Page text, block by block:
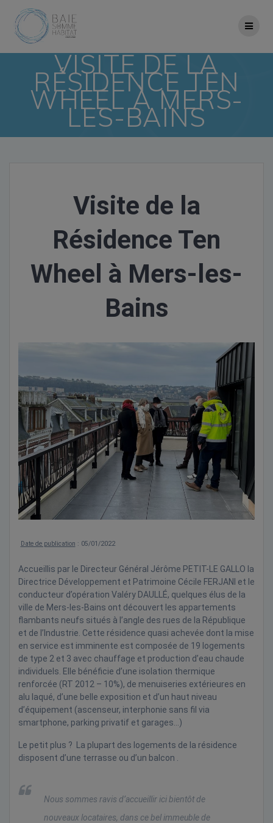
VISITE DE LA
RÉSIDENCE TEN
WHEEL À MERS-
LES-BAINS
Visite de la
Résidence Ten
Wheel à Mers-les-
Bains
Date de publication : 05/01/2022
Accueillis par le Directeur Général Jérôme PETIT-LE GALLO la
Directrice Développement et Patrimoine Cécile FERJANI et le
conducteur d’opération Valéry DAULLÉ, quelques élus de la
ville de Mers-les-Bains ont découvert les appartements
flambants neufs situés à l’angle des rues de la République
et de l’Industrie. Cette résidence quasi achevée dont la mise
en service est imminente est composée de 19 logements
de type 2 et 3 avec chauffage et production d’eau chaude
individuels. Elle bénéficie d’une isolation thermique
renforcée (RT 2012 – 10%), de menuiseries extérieures en
alu laqué, d’une belle exposition et d’un haut niveau
d’équipement (ascenseur, interphonie sans fil via
smartphone, parking privatif et garages…)
Le petit plus ? La plupart des logements de la résidence
disposent d’une terrasse ou d’un balcon .
Nous sommes ravis d’accueillir ici bientôt de
nouveaux locataires, dans ce bel immeuble de